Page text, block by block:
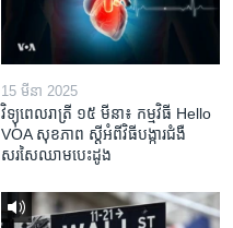
15 មីនា 2025
វិទ្យុពេលរាត្រី ១៥ មីនា៖ កម្មវិធី ​Hello
VOA សុខភាព ស្ដី​អំពី​វិធី​បង្ការ​ជំងឺ​
សរសៃ​ឈាម​បេះដូង